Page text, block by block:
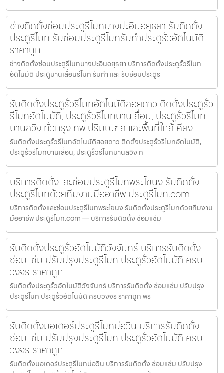
ช่างติดตั้งซ่อมประตูรีโมทบางปะอินอยุธยา รับติดตั้ง
ประตูรีโมท รับซ่อมประตูรีโมทรับทำประตูรั้วอัตโนมัติ
ราคาถูก
ช่างติดตั้งซ่อมประตูรีโมทบางปะอินอยุธยา บริการติดตั้งประตูรั้วรีโมท
อัตโนมัติ ประตูบานเลื่อนรีโมท รับทำ และ รับซ่อมประตูร
รับติดตั้งประตูรั้วรีโมทอัตโนมัติสอยดาว ติดตั้งประตูรั้ว
รีโมทอัตโนมัติ, ประตูรั้วรีโมทบานเลื่อน, ประตูรั้วรีโมท
บานสวิง ทั่วกรุงเทพ ปริมณฑล และพื้นที่ใกล้เคียง
รับติดตั้งประตูรั้วรีโมทอัตโนมัติสอยดาว ติดตั้งประตูรั้วรีโมทอัตโนมัติ,
ประตูรั้วรีโมทบานเลื่อน, ประตูรั้วรีโมทบานสวิง ท
บริการติดตั้งและซ่อมประตูรีโมทพระโขนง รับติดตั้ง
ประตูรีโมทด้วยทีมงานมืออาชีพ ประตูรีโมท.com
บริการติดตั้งและซ่อมประตูรีโมทพระโขนง รับติดตั้งประตูรีโมทด้วยทีมงาน
มืออาชีพ ประตูรีโมท.com — บริการรับติดตั้ง ซ่อมแซ่ม
รับติดตั้งประตูรั้วอัตโนมัติวังจันทร์ บริการรับติดตั้ง
ซ่อมแซ่ม ปรับปรุงประตูรีโมท ประตูรั้วอัตโนมัติ ครบ
วงจร ราคาถูก
รับติดตั้งประตูรั้วอัตโนมัติวังจันทร์ บริการรับติดตั้ง ซ่อมแซ่ม ปรับปรุง
ประตูรีโมท ประตูรั้วอัตโนมัติ ครบวงจร ราคาถูก พร
รับติดตั้งมอเตอร์ประตูรีโมทบ่อวิน บริการรับติดตั้ง
ซ่อมแซ่ม ปรับปรุงประตูรีโมท ประตูรั้วอัตโนมัติ ครบ
วงจร ราคาถูก
รับติดตั้งมอเตอร์ประตูรีโมทบ่อวิน บริการรับติดตั้ง ซ่อมแซ่ม ปรับปรุง